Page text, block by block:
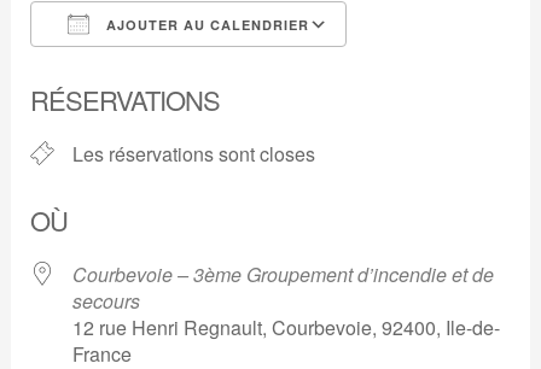
AJOUTER AU CALENDRIER
RÉSERVATIONS
Les réservations sont closes
OÙ
Courbevoie – 3ème Groupement d’incendie et de
secours
12 rue Henri Regnault, Courbevoie, 92400, Ile-de-
France